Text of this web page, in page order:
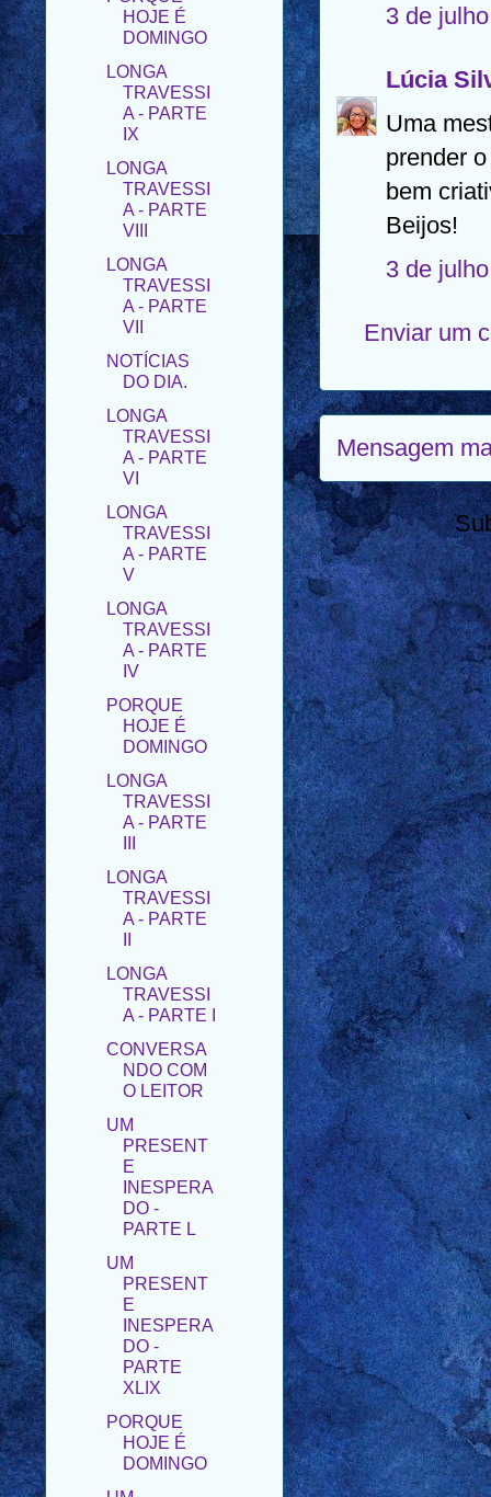
3 de
Lúcia
Uma
prender
bem
Beijos!
3 de
Enviar um
Mensagem
LONGA
TRAVESSI
A - PARTE
IX
LONGA
TRAVESSI
A - PARTE
VIII
LONGA
TRAVESSI
A - PARTE
VII
NOTÍCIAS
DO DIA.
LONGA
TRAVESSI
A - PARTE
VI
LONGA
TRAVESSI
A - PARTE
V
LONGA
TRAVESSI
A - PARTE
IV
PORQUE
HOJE É
DOMINGO
LONGA
TRAVESSI
A - PARTE
III
LONGA
TRAVESSI
A - PARTE
II
LONGA
TRAVESSI
A - PARTE I
CONVERSA
NDO COM
O LEITOR
UM
PRESENT
E
INESPERA
DO -
PARTE L
UM
PRESENT
E
INESPERA
DO -
PARTE
XLIX
PORQUE
HOJE É
DOMINGO
UM
PRESENT
E